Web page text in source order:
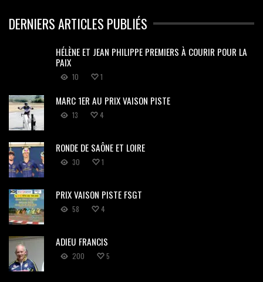
DERNIERS ARTICLES PUBLIÉS
HÉLÈNE ET JEAN PHILIPPE PREMIERS À COURIR POUR LA
PAIX
10 1
MARC 1ER AU PRIX VAISON PISTE
13 4
RONDE DE SAÔNE ET LOIRE
30 1
PRIX VAISON PISTE FSGT
58 4
ADIEU FRANCIS
200 5